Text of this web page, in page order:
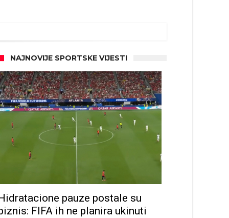
NAJNOVIJE SPORTSKE VIJESTI
pauze postale su
FIFA ih ne planira ukinuti